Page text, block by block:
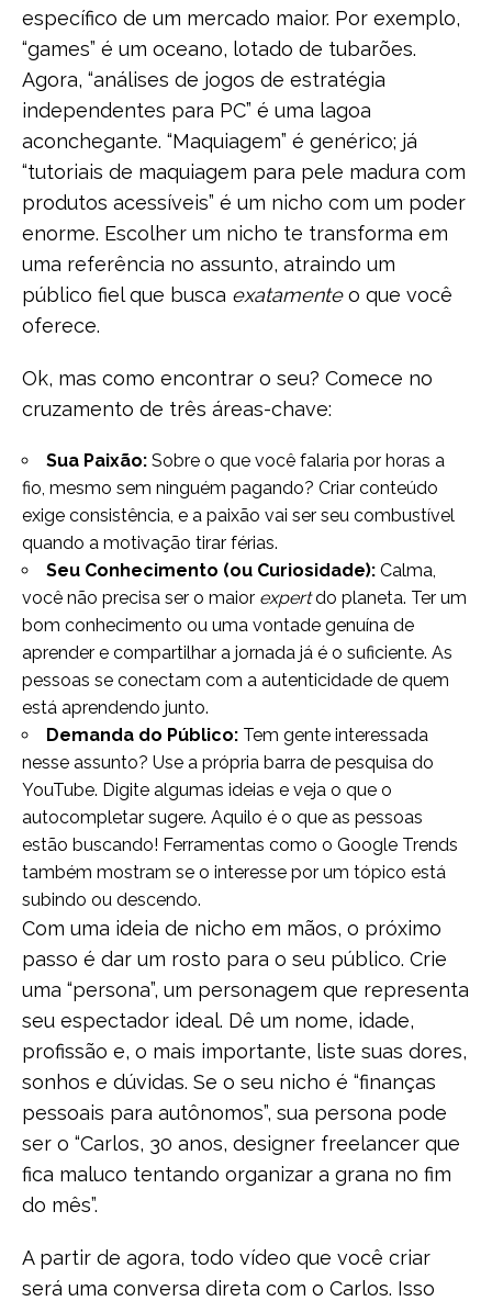
específico de um mercado maior. Por exemplo,
“games” é um oceano, lotado de tubarões.
Agora, “análises de jogos de estratégia
independentes para PC” é uma lagoa
aconchegante. “Maquiagem” é genérico; já
“tutoriais de maquiagem para pele madura com
produtos acessíveis” é um nicho com um poder
enorme. Escolher um nicho te transforma em
uma referência no assunto, atraindo um
público fiel que busca exatamenteo que você
oferece.
Ok, mas como encontrar o seu? Comece no
cruzamento de três áreas-chave:
Sua Paixão: Sobre o que você falaria por horas a
fio, mesmo sem ninguém pagando? Criar conteúdo
exige consistência, e a paixão vai ser seu combustível
quando a motivação tirar férias.
Seu Conhecimento (ou Curiosidade): Calma,
você não precisa ser o maior expertdo planeta. Ter um
bom conhecimento ou uma vontade genuína de
aprender e compartilhar a jornada já é o suficiente. As
pessoas se conectam com a autenticidade de quem
está aprendendo junto.
Demanda do Público: Tem gente interessada
nesse assunto? Use a própria barra de pesquisa do
YouTube. Digite algumas ideias e veja o que o
autocompletar sugere. Aquilo é o que as pessoas
estão buscando! Ferramentas como o Google Trends
também mostram se o interesse por um tópico está
subindo ou descendo.
Com uma ideia de nicho em mãos, o próximo
passo é dar um rosto para o seu público. Crie
uma “persona”, um personagem que representa
seu espectador ideal. Dê um nome, idade,
profissão e, o mais importante, liste suas dores,
sonhos e dúvidas. Se o seu nicho é “finanças
pessoais para autônomos”, sua persona pode
ser o “Carlos, 30 anos, designer freelancer que
fica maluco tentando organizar a grana no fim
do mês”.
A partir de agora, todo vídeo que você criar
será uma conversa direta com o Carlos. Isso